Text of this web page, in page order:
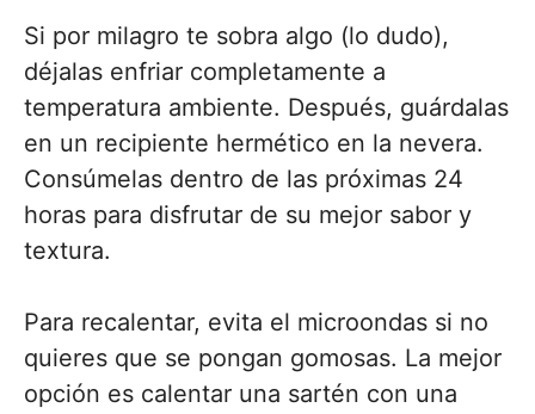
Si por milagro te sobra algo (lo dudo),
déjalas enfriar completamente a
temperatura ambiente. Después, guárdalas
en un recipiente hermético en la nevera.
Consúmelas dentro de las próximas 24
horas para disfrutar de su mejor sabor y
textura.
Para recalentar, evita el microondas si no
quieres que se pongan gomosas. La mejor
opción es calentar una sartén con una